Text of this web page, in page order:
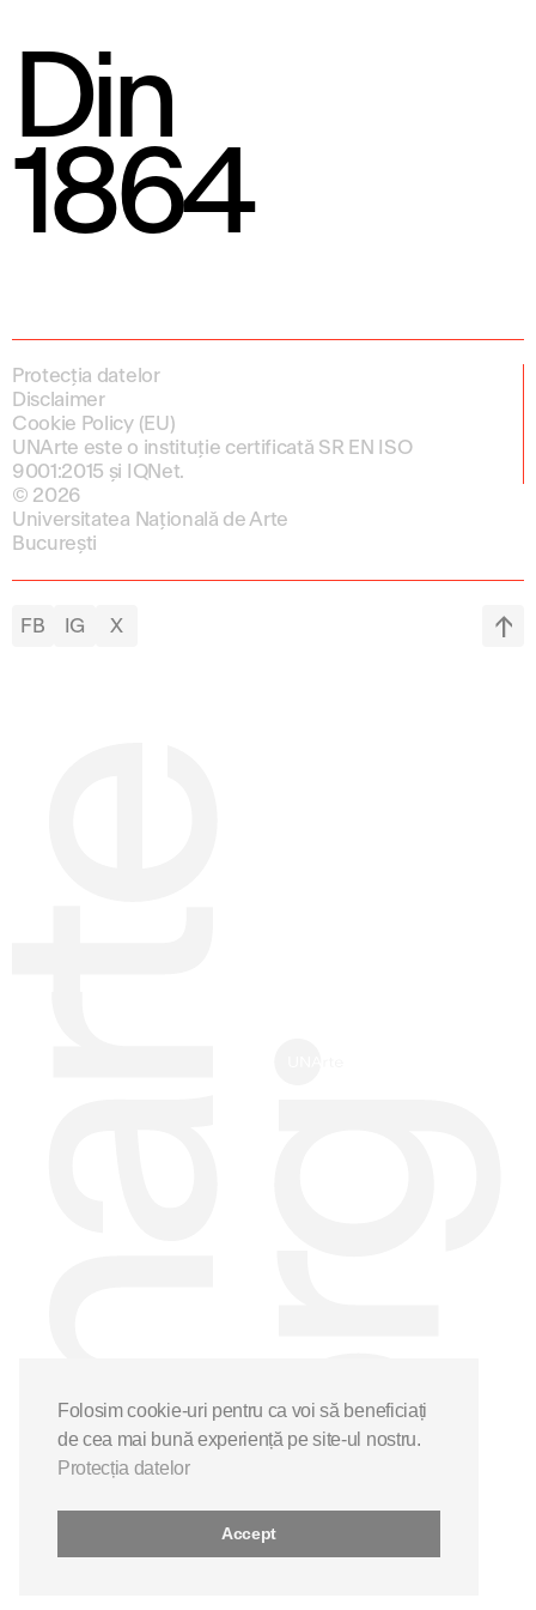
Din
1864
Protecția datelor
Disclaimer
Cookie Policy (EU)
UNArte este o instituție certificată SR EN ISO
9001:2015 și IQNet.
© 2026
Universitatea Națională de Arte
București
FB IG X
Folosim cookie-uri pentru ca voi să beneficiați
de cea mai bună experiență pe site-ul nostru.
Protecția datelor
Accept